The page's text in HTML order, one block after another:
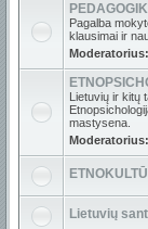
Pagalba
klausimai ir
Moderatorius:
Lietuvių ir kitų
mastysena.
Moderatorius:
Lietuvių